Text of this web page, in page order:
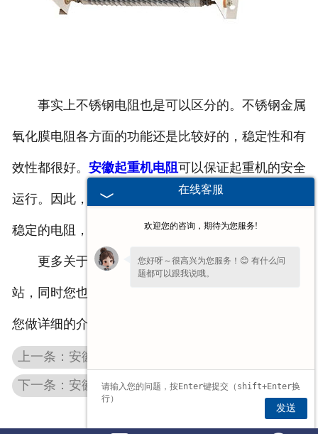
事实上不锈钢电阻也是可以区分的。不锈钢金属
氧化膜电阻各方面的功能还是比较好的，稳定性和有
效性都很好。 安徽起重机电阻可以保证起重机的安全
运行。因此，在选择电阻时，应选择质量可靠、运行
稳定的电阻，以确保正常生产不会延误。
更多关于不锈钢电阻器的资讯，欢迎关注我司网
站，同时您也可以留言或致电，我们的工作人员会为
您做详细的介绍。
上一条：安徽起重机电气柜的作用以及使用要求
下一条：安徽铝壳电阻和电位器的区别是什么
在线客服
欢迎您的咨询，期待为您服务!
您好呀～很高兴为您服务！😊 有什么问
题都可以跟我说哦。
发送